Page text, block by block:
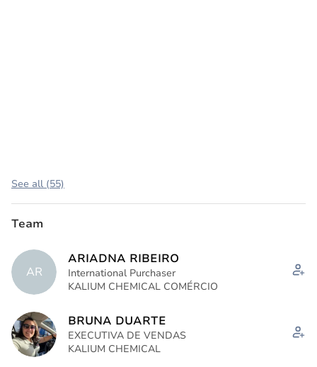
See all (55)
Team
AR
ARIADNA RIBEIRO
International Purchaser
KALIUM CHEMICAL COMÉRCIO
BRUNA DUARTE
EXECUTIVA DE VENDAS
KALIUM CHEMICAL